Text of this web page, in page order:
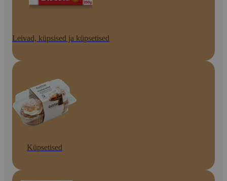
Leivad, küpsised ja küpsetised
Küpsetised